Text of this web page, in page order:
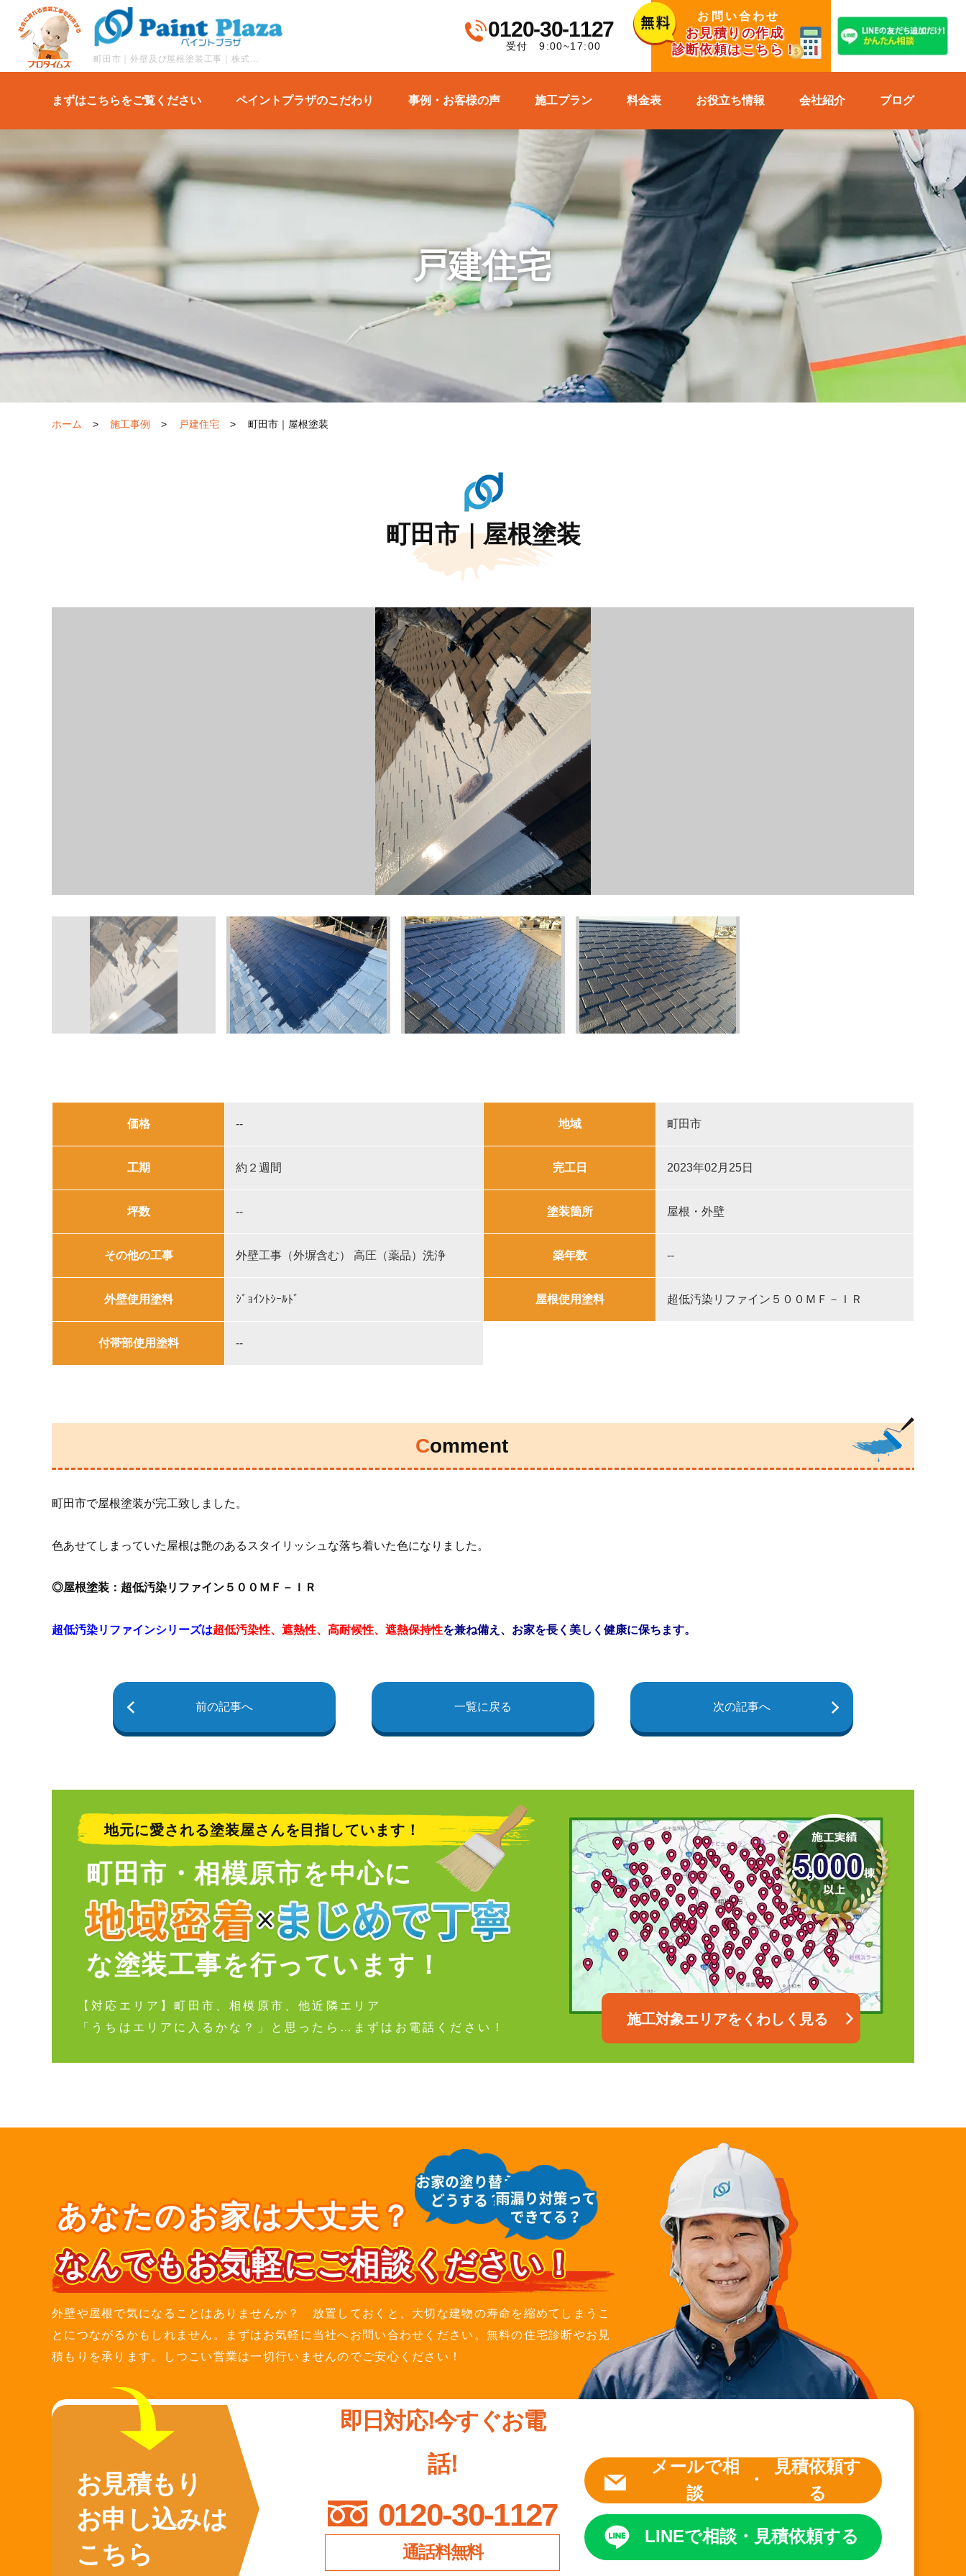
町田市｜外壁及び屋根塗装工事｜株式会社ペイントプラザが手掛けた施工事例
0120-30-1127
受付 9:00~17:00
お問い合わせ
お見積りの作成
診断依頼はこちら！
まずはこちらをご覧ください ペイントプラザのこだわり 事例・お客様の声 施工プラン 料金表 お役立ち情報 会社紹介 ブログ
戸建住宅
ホーム > 施工事例 > 戸建住宅 > 町田市｜屋根塗装
町田市｜屋根塗装
価格 -- 地域 町田市
工期 約２週間 完工日 2023年02月25日
坪数 -- 塗装箇所 屋根・外壁
その他の工事 外壁工事（外塀含む） 高圧（薬品）洗浄 築年数 --
外壁使用塗料 ｼﾞｮｲﾝﾄｼｰﾙﾄﾞ 屋根使用塗料 超低汚染リファイン５００ＭＦ－ＩＲ
付帯部使用塗料 --
Comment
町田市で屋根塗装が完工致しました。
色あせてしまっていた屋根は艶のあるスタイリッシュな落ち着いた色になりました。
◎屋根塗装：超低汚染リファイン５００ＭＦ－ＩＲ
超低汚染リファインシリーズは超低汚染性、遮熱性、高耐候性、遮熱保持性を兼ね備え、お家を長く美しく健康に保ちます。
前の記事へ 一覧に戻る 次の記事へ
地元に愛される塗装屋さんを目指しています！
町田市・相模原市を中心に
な塗装工事を行っています！
【対応エリア】町田市、相模原市、他近隣エリア
「うちはエリアに入るかな？」と思ったら…まずはお電話ください！
施工対象エリアをくわしく見る
あなたのお家は大丈夫？
なんでもお気軽にご相談ください！
外壁や屋根で気になることはありませんか？ 放置しておくと、大切な建物の寿命を縮めてしまうこ
とにつながるかもしれません。まずはお気軽に当社へお問い合わせください。無料の住宅診断やお見
積もりを承ります。しつこい営業は一切行いませんのでご安心ください！
お見積もり
お申し込みは
こちら
即日対応！今すぐお電
話！
0120-30-1127
通話料無料
メールで相
談
・
見積依頼す
る
LINEで相談 ・ 見積依頼する